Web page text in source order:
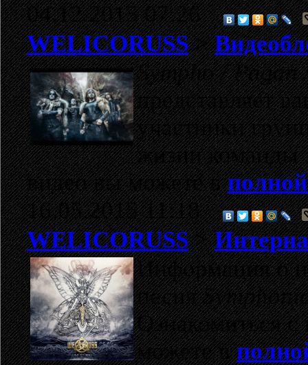
04.12.2015 07:26
WELICORUSS>
Sympho /
представляет
участники
жизни команды
видео вы можете в
16.05.2015 11:18
WELICORUSS>
Информация о
песняS
Ознакомиться
можете в